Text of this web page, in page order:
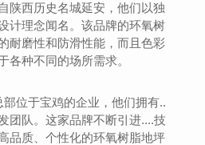
陕西历史名城延安，他们以独
计理念闻名。该品牌的环氧树
耐磨性和防滑性能，而且色彩
各种不同的场所需求。
位于宝鸡的企业，他们拥有..
团队。这家品牌不断引进....技
品质、个性化的环氧树脂地坪